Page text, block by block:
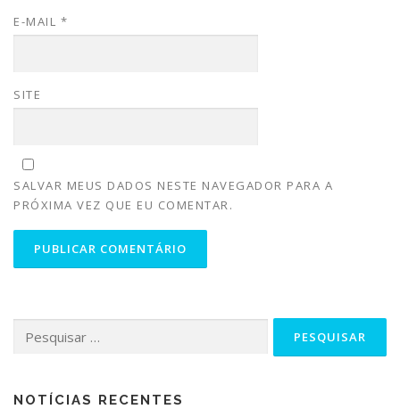
E-MAIL *
SITE
SALVAR MEUS DADOS NESTE NAVEGADOR PARA A
PRÓXIMA VEZ QUE EU COMENTAR.
NOTÍCIAS RECENTES